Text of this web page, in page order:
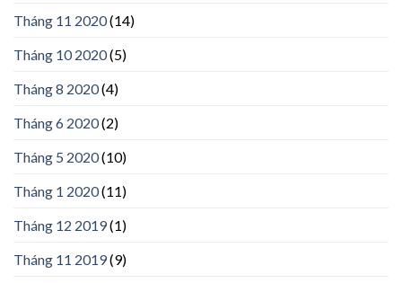
Tháng 11 2020(14)
Tháng 10 2020(5)
Tháng 8 2020(4)
Tháng 6 2020(2)
Tháng 5 2020(10)
Tháng 1 2020(11)
Tháng 12 2019(1)
Tháng 11 2019(9)